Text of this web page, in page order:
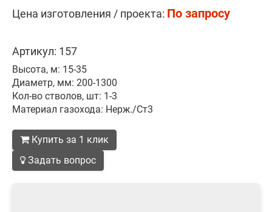
Цена изготовления / проекта: По запросу
Артикул: 157
Высота, м: 15-35
Диаметр, мм: 200-1300
Кол-во стволов, шт: 1-3
Материал газохода: Нерж./Ст3
Купить за 1 клик
Задать вопрос